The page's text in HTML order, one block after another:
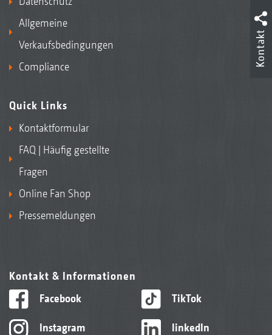
Allgemeine
Verkaufsbedingungen
Compliance
Quick Links
Kontaktformular
FAQ | Häufig gestellte
Fragen
Online Fan Shop
Pressemeldungen
Kontakt & Informationen
Facebook
Instagram
TikTok
linkedIn
Kontakt